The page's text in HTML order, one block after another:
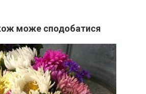
може сподобатися